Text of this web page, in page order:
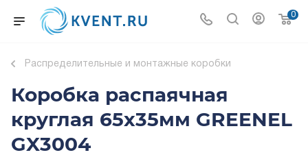
0
Распределительные и монтажные коробки
Коробка распаячная
круглая 65х35мм GREENEL
GX3004